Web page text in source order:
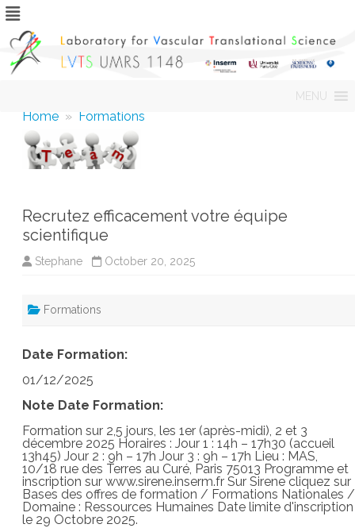
MENU
Home » Formations
Recrutez efficacement votre équipe
scientifique
Stephane October 20, 2025
Formations
Date Formation:
01/12/2025
Note Date Formation:
Formation sur 2,5 jours, les 1er (après-midi), 2 et 3
décembre 2025 Horaires : Jour 1 : 14h – 17h30 (accueil
13h45) Jour 2 : 9h – 17h Jour 3 : 9h – 17h Lieu : MAS,
10/18 rue des Terres au Curé, Paris 75013 Programme et
inscription sur www.sirene.inserm.fr Sur Sirene cliquez sur
Bases des offres de formation / Formations Nationales /
Domaine : Ressources Humaines Date limite d'inscription
le 29 Octobre 2025.